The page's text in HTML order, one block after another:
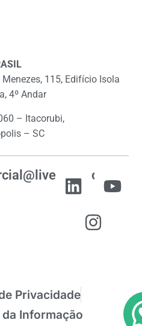
115, Edifício Isola
4º Andar
– Itacorubi,
– SC
Privacidade
Informação